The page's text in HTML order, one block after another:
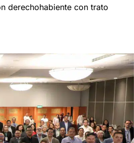
derechohabiente con trato